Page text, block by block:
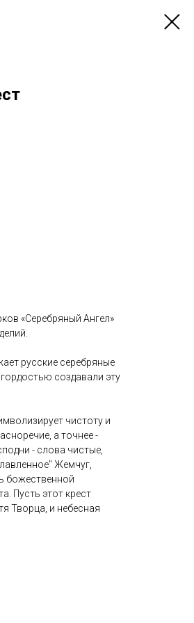
«Серебряный Ангел»
русские серебряные
создавали эту
чистоту и
а точнее -
- слова чистые,
Жемчуг,
божественной
Пусть этот крест
Творца, и небесная